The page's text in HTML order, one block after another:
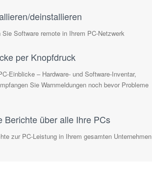
deinstallieren
Software remote in Ihrem PC-Netzwerk
per Knopfdruck
Einblicke – Hardware- und Software-Inventar,
Sie Warnmeldungen noch bevor Probleme
Berichte über alle Ihre PCs
zur PC-Leistung in Ihrem gesamten Unternehmen